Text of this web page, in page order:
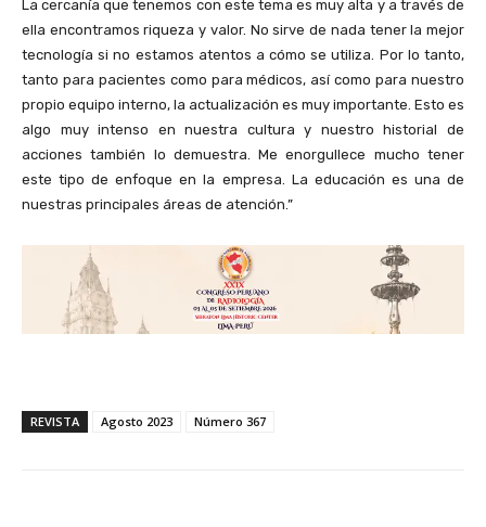
La cercanía que tenemos con este tema es muy alta y a través de
ella encontramos riqueza y valor. No sirve de nada tener la mejor
tecnología si no estamos atentos a cómo se utiliza. Por lo tanto,
tanto para pacientes como para médicos, así como para nuestro
propio equipo interno, la actualización es muy importante. Esto es
algo muy intenso en nuestra cultura y nuestro historial de
acciones también lo demuestra. Me enorgullece mucho tener
este tipo de enfoque en la empresa. La educación es una de
nuestras principales áreas de atención.”
REVISTA Agosto 2023 Número 367